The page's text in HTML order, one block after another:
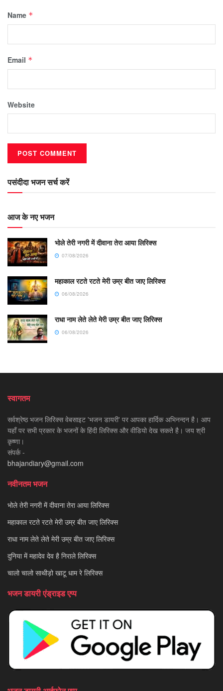
Name *
Email *
Website
पसंदीदा भजन सर्च करें
आज के नए भजन
भोले तेरी नगरी में दीवाना तेरा आया लिरिक्स
07/08/2026
महाकाल रटते रटते मेरी उम्र बीत जाए लिरिक्स
06/08/2026
राधा नाम लेते लेते मेरी उम्र बीत जाए लिरिक्स
06/08/2026
स्वागतम
सर्वश्रेष्ठ भजन लिरिक्स वेबसाइट 'भजन डायरी' पर आपका हार्दिक अभिनन्दन है। आप
यहाँ पर सभी प्रकार के भजनों के हिंदी लिरिक्स और वीडियो देख सकते है। जय श्री
कृष्णा।
संपर्क -
bhajandiary@gmail.com
नवीनतम भजन
भोले तेरी नगरी में दीवाना तेरा आया लिरिक्स
महाकाल रटते रटते मेरी उम्र बीत जाए लिरिक्स
राधा नाम लेते लेते मेरी उम्र बीत जाए लिरिक्स
दुनिया में महादेव देव है निराले लिरिक्स
चालो चालो साथीड़ो खाटू धाम रे लिरिक्स
भजन डायरी एंड्राइड एप्प